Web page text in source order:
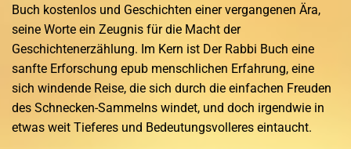
Buch kostenlos und Geschichten einer vergangenen Ära,
seine Worte ein Zeugnis für die Macht der
Geschichtenerzählung. Im Kern ist Der Rabbi Buch eine
sanfte Erforschung epub menschlichen Erfahrung, eine
sich windende Reise, die sich durch die einfachen Freuden
des Schnecken-Sammelns windet, und doch irgendwie in
etwas weit Tieferes und Bedeutungsvolleres eintaucht.